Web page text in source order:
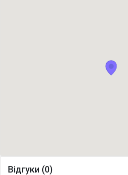
Відгуки (0)